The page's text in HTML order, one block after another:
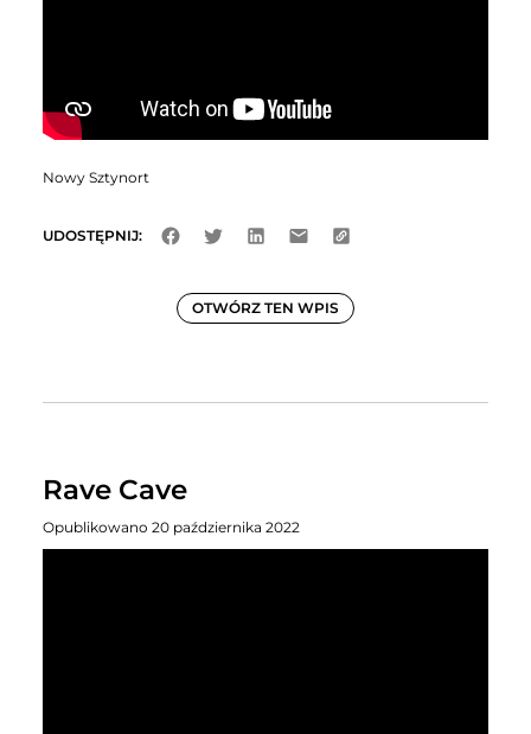
Nowy Sztynort
UDOSTĘPNIJ:
OTWÓRZ TEN WPIS
Rave Cave
Opublikowano 20 października 2022